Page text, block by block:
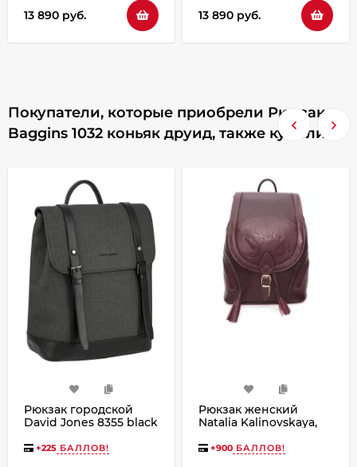
13 890 руб. 13 890 руб.
Покупатели, которые приобрели Рюкзак
Baggins 1032 коньяк друид, также купили
Рюкзак городской
David Jones 8355 black
+225 БАЛЛОВ!
Рюкзак женский
Natalia Kalinovskaya,
+900 БАЛЛОВ!